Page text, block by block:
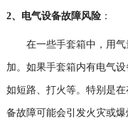
2、 电气设备故障风险：
在一些手套箱中，用
加。如果手套箱内有电气设
如短路、打火等。特别是
备故障可能会引发火灾或爆